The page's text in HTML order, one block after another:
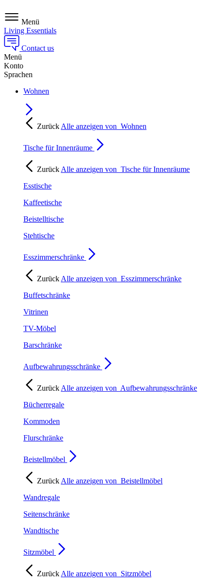
Menü
Living Essentials
Contact us
Menü
Konto
Sprachen
Wohnen
Zurück Alle anzeigen von Wohnen
Tische für Innenräume
Zurück Alle anzeigen von Tische für Innenräume
Esstische
Kaffeetische
Beistelltische
Stehtische
Esszimmerschränke
Zurück Alle anzeigen von Esszimmerschränke
Buffetschränke
Vitrinen
TV-Möbel
Barschränke
Aufbewahrungsschränke
Zurück Alle anzeigen von Aufbewahrungsschränke
Bücherregale
Kommoden
Flurschränke
Beistellmöbel
Zurück Alle anzeigen von Beistellmöbel
Wandregale
Seitenschränke
Wandtische
Sitzmöbel
Zurück Alle anzeigen von Sitzmöbel